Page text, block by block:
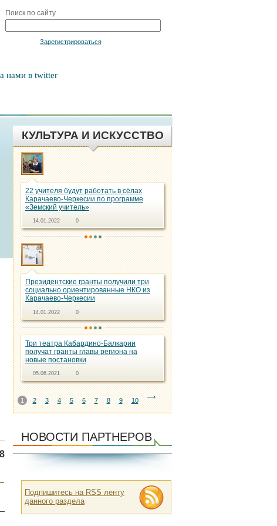
Поиск по сайту
Зарегистрироваться
нами в twitter
КУЛЬТУРА И ИСКУССТВО
22 учителя будут работать в сёлах
Карачаево-Черкесии по программе
«Земский учитель»
14.01.2022 0
Президентские гранты получили три
социально ориентированные НКО из
Карачаево-Черкесии
14.01.2022 0
Три театра Кабардино-Балкарии
получат гранты главы региона на
новые постановки
05.06.2021 0
1 2 3 4 5 6 7 8 9 10
НОВОСТИ ПАРТНЕРОВ
Подпишитесь на RSS ленту
данного раздела